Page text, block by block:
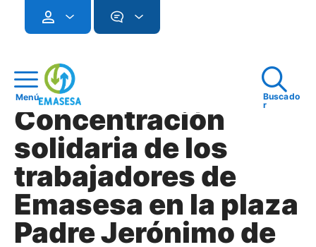
Menú
Buscado
r
Concentración
solidaria de los
trabajadores de
Emasesa en la plaza
Padre Jerónimo de